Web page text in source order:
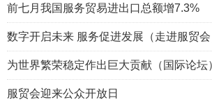
前七月我国服务贸易进出口总额增7.3%
数字开启未来 服务促进发展（走进服贸会
为世界繁荣稳定作出巨大贡献（国际论坛
服贸会迎来公众开放日